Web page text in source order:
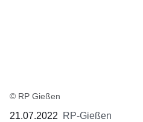
© RP Gießen
21.07.2022 RP-Gießen